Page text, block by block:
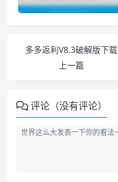
多多返利V8.3破解版下载
上一篇
评论（没有评论）